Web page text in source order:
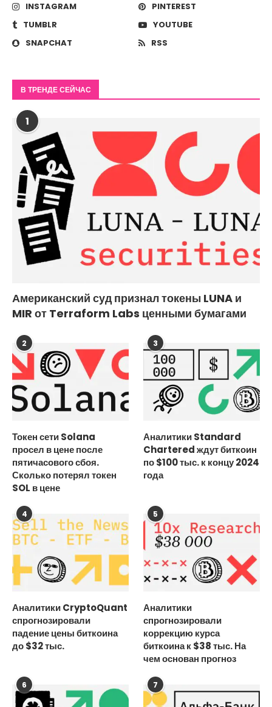
INSTAGRAM
PINTEREST
TUMBLR
YOUTUBE
SNAPCHAT
RSS
В ТРЕНДЕ СЕЙЧАС
1
Американский суд признал токены LUNA и
MIR от Terraform Labs ценными бумагами
2
Токен сети Solana
просел в цене после
пятичасового сбоя.
Сколько потерял токен
SOL в цене
3
Аналитики Standard
Chartered ждут биткоин
по $100 тыс. к концу 2024
года
4
Аналитики CryptoQuant
спрогнозировали
падение цены биткоина
до $32 тыс.
5
Аналитики
спрогнозировали
коррекцию курса
биткоина к $38 тыс. На
чем основан прогноз
6 7